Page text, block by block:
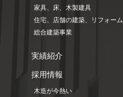
家具、床、木製建具
住宅、店舗の建築、リフォーム
総合建築事業
実績紹介
採用情報
木造が今熱い